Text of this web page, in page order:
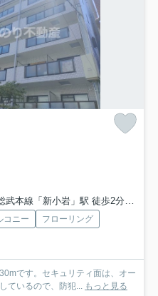
武本線「新小岩」駅 徒歩2分
コニー
フローリング
です。セキュリティ面は、オー
ているので、防犯...
もっと見る